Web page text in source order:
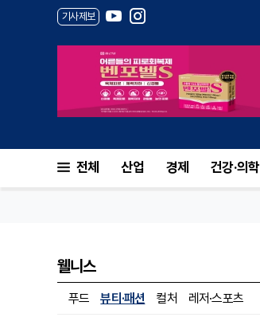
기사제보
전체 산업 경제 건강·의학
웰니스
푸드 뷰티·패션 컬처 레저·스포츠